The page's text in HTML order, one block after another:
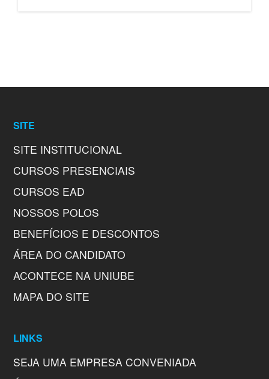
SITE
SITE INSTITUCIONAL
CURSOS PRESENCIAIS
CURSOS EAD
NOSSOS POLOS
BENEFÍCIOS E DESCONTOS
ÁREA DO CANDIDATO
ACONTECE NA UNIUBE
MAPA DO SITE
LINKS
SEJA UMA EMPRESA CONVENIADA